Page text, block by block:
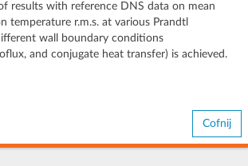
results with reference DNS data on mean
temperature r.m.s. at various Prandtl
wall boundary conditions
and conjugate heat transfer) is achieved.
Cofnij